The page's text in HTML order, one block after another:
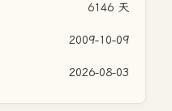
6146 天
2009-10-09
2026-08-03